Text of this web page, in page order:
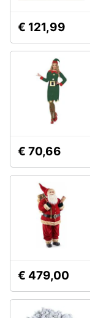
€ 121,99
€ 70,66
€ 479,00